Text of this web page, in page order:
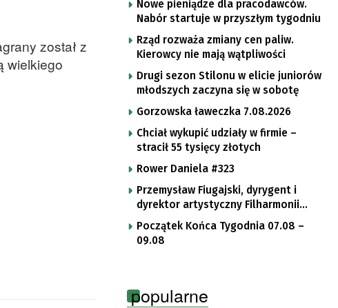
został z
wielkiego
Nowe pieniądze dla pracodawców.
Nabór startuje w przyszłym tygodniu
Rząd rozważa zmiany cen paliw.
Kierowcy nie mają wątpliwości
Drugi sezon Stilonu w elicie juniorów
młodszych zaczyna się w sobotę
Gorzowska ławeczka 7.08.2026
Chciał wykupić udziały w firmie –
stracił 55 tysięcy złotych
Rower Daniela #323
Przemysław Fiugajski, dyrygent i
dyrektor artystyczny Filharmonii
Gorzowskiej
Początek Końca Tygodnia 07.08 –
09.08
popularne